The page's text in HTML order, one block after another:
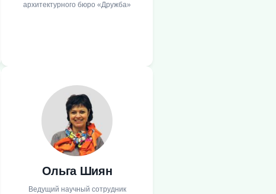
архитектурного бюро «Дружба»
Ольга Шиян
Ведущий научный сотрудник